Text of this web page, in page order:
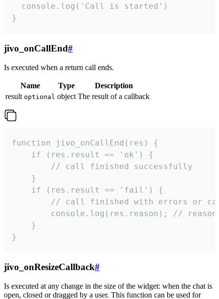
  console.log('Call is started')
}
jivo_onCallEnd#
Is executed when a return call ends.
Name Type
Description
result optional object The result of a callback
function jivo_onCallEnd(res) {
    if (res.result == 'ok') {
        // call finished successfully
    }
    if (res.result == 'fail') {
// call finished with errors or
console.log(res.reason); //
    }
}
jivo_onResizeCallback#
Is executed at any change in the size of the widget: when the chat is
open, closed or dragged by a user. This function can be used for